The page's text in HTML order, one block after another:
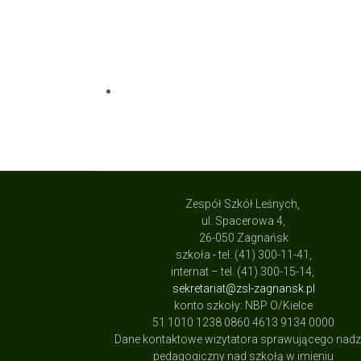
Zespół Szkół Leśnych,
ul. Spacerowa 4,
26-050 Zagnańsk
szkoła - tel. (41) 300-11-41,
internat – tel. (41) 300-15-14,
sekretariat@zsl-zagnansk.pl
konto szkoły: NBP O/Kielce
51 1010 1238 0860 4613 9134 0000
Dane kontaktowe wizytatora sprawującego
pedagogiczny nad szkołą w imieniu